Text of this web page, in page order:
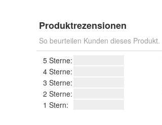
Produktrezensionen
So beurteilen Kunden dieses Produkt.
5 Sterne:
4 Sterne:
3 Sterne:
2 Sterne:
1 Stern: